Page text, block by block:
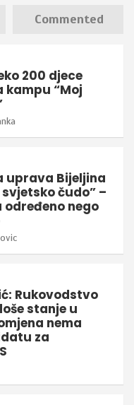
Commented
200 djece
kampu “Moj
uprava Bijeljina
čudo” –
nego
Rukovodstvo
stanje u
nema
za